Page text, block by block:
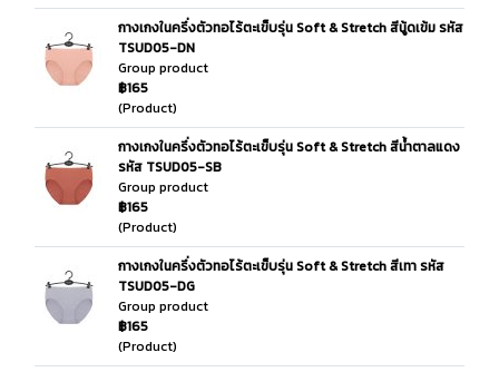
กางเกงในครึ่งตัวทอไร้ตะเข็บรุ่น Soft & Stretch สีนู้ดเข้ม รหัส
TSUD05-DN
Group product
฿165
(Product)
กางเกงในครึ่งตัวทอไร้ตะเข็บรุ่น Soft & Stretch สีน้ำตาลแดง
รหัส TSUD05-SB
Group product
฿165
(Product)
กางเกงในครึ่งตัวทอไร้ตะเข็บรุ่น Soft & Stretch สีเทา รหัส
TSUD05-DG
Group product
฿165
(Product)